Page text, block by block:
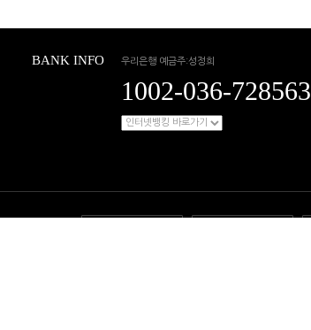
BANK INFO 우리은행 예금주:성정희
1002-036-728563